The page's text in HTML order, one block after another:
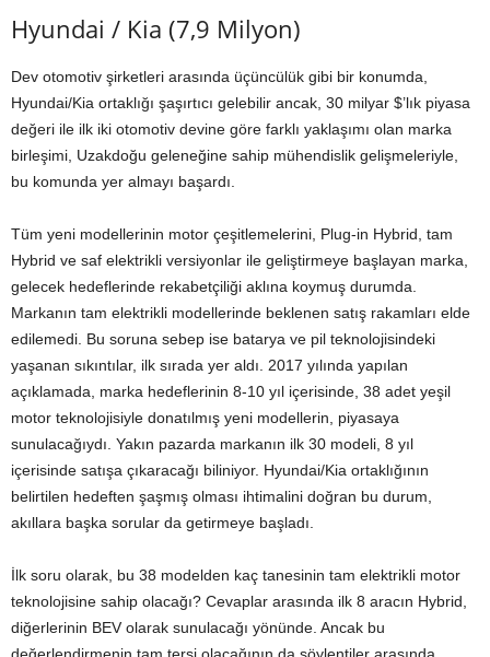
Hyundai / Kia (7,9 Milyon)
Dev otomotiv şirketleri arasında üçüncülük gibi bir konumda,
Hyundai/Kia ortaklığı şaşırtıcı gelebilir ancak, 30 milyar $’lık piyasa
değeri ile ilk iki otomotiv devine göre farklı yaklaşımı olan marka
birleşimi, Uzakdoğu geleneğine sahip mühendislik gelişmeleriyle,
bu komunda yer almayı başardı.
Tüm yeni modellerinin motor çeşitlemelerini, Plug-in Hybrid, tam
Hybrid ve saf elektrikli versiyonlar ile geliştirmeye başlayan marka,
gelecek hedeflerinde rekabetçiliği aklına koymuş durumda.
Markanın tam elektrikli modellerinde beklenen satış rakamları elde
edilemedi. Bu soruna sebep ise batarya ve pil teknolojisindeki
yaşanan sıkıntılar, ilk sırada yer aldı. 2017 yılında yapılan
açıklamada, marka hedeflerinin 8-10 yıl içerisinde, 38 adet yeşil
motor teknolojisiyle donatılmış yeni modellerin, piyasaya
sunulacağıydı. Yakın pazarda markanın ilk 30 modeli, 8 yıl
içerisinde satışa çıkaracağı biliniyor. Hyundai/Kia ortaklığının
belirtilen hedeften şaşmış olması ihtimalini doğran bu durum,
akıllara başka sorular da getirmeye başladı.
İlk soru olarak, bu 38 modelden kaç tanesinin tam elektrikli motor
teknolojisine sahip olacağı? Cevaplar arasında ilk 8 aracın Hybrid,
diğerlerinin BEV olarak sunulacağı yönünde. Ancak bu